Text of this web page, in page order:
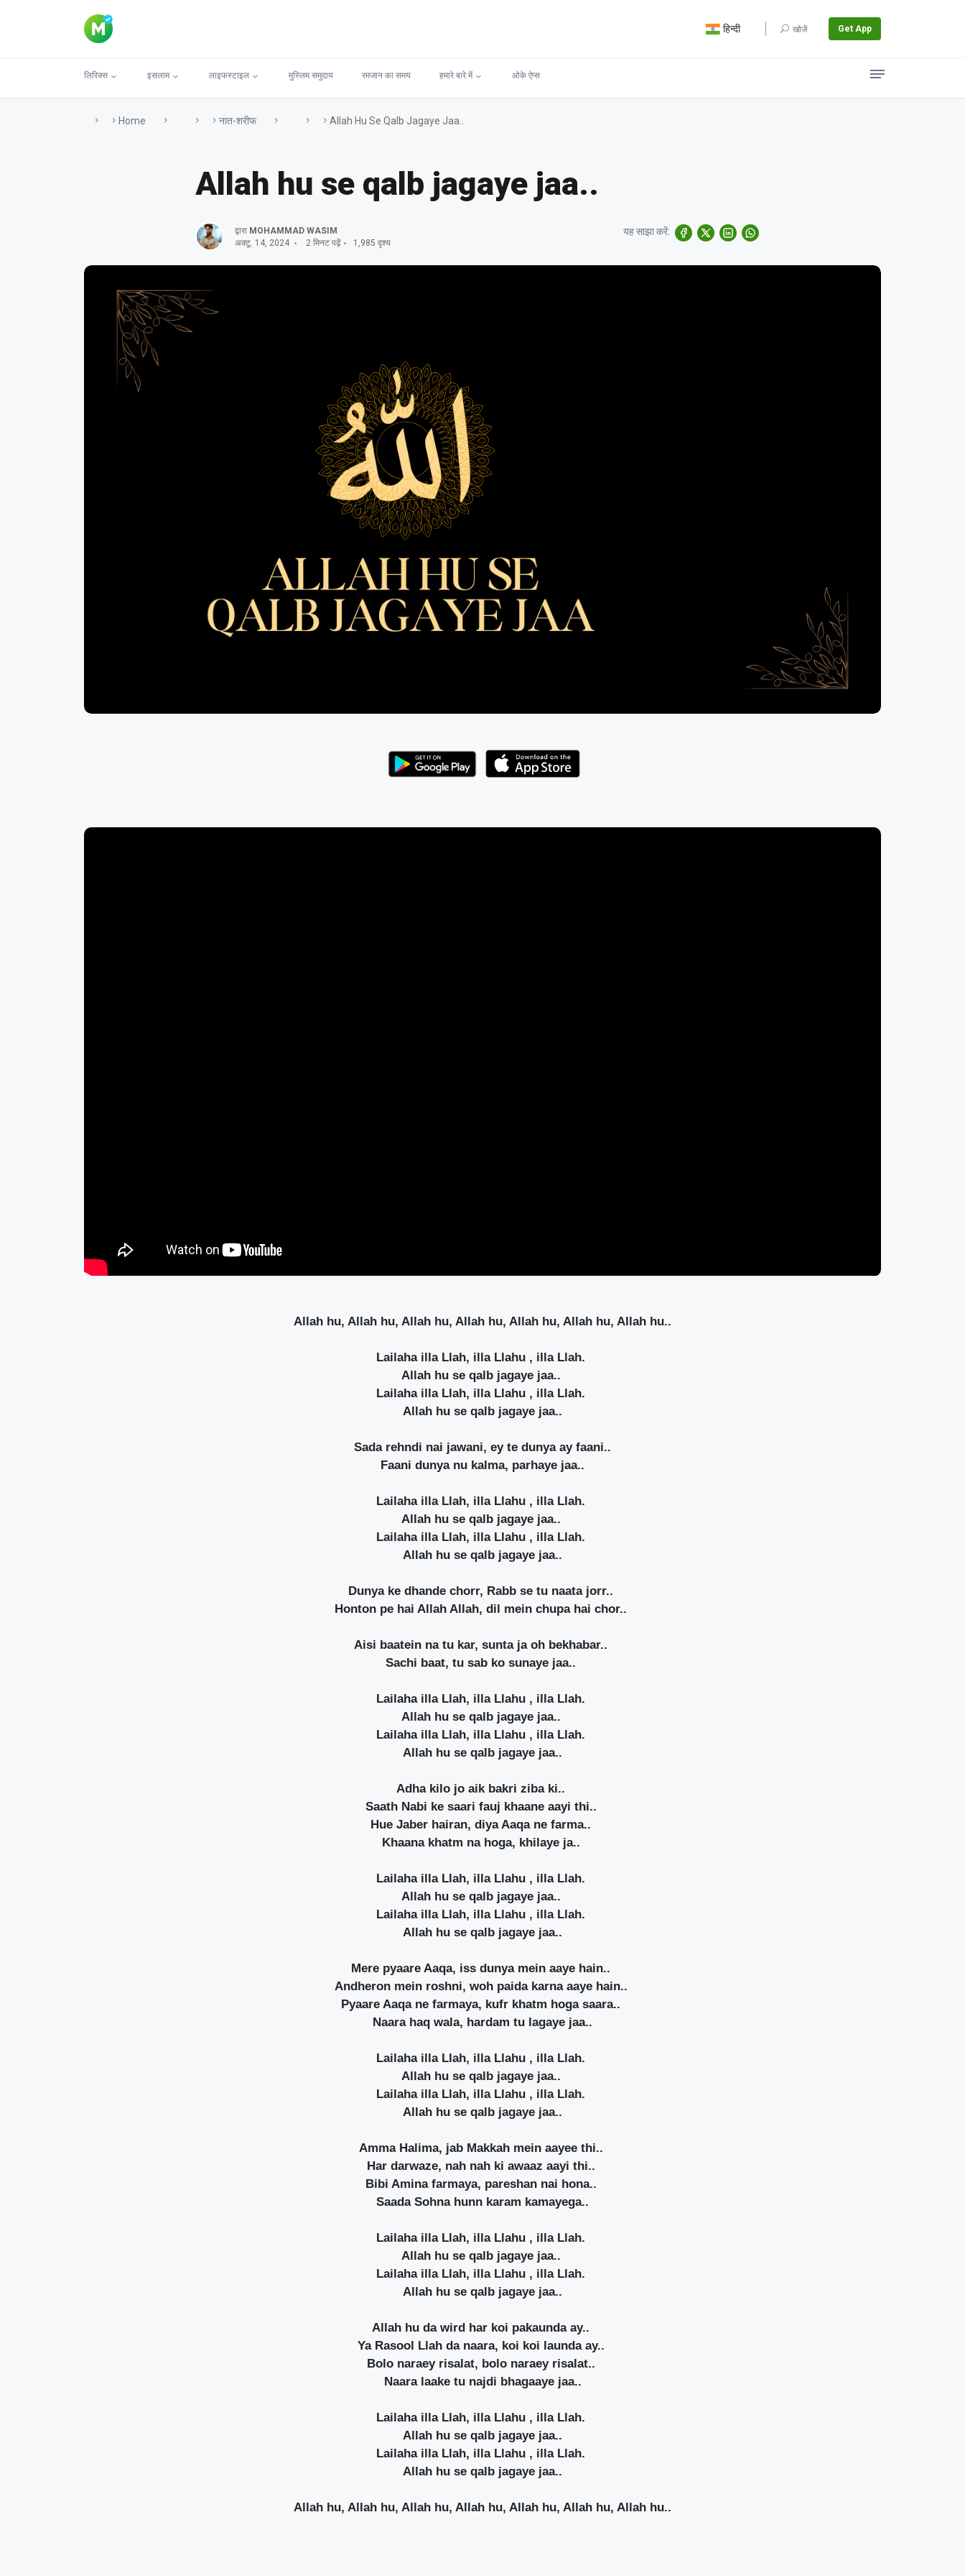
हिन्दी खोजें Get App
लिरिक्स इसलाम लाइफस्टाइल मुस्लिम समुदाय रमजान का समय हमारे बारे में ओके ऐप्स
Home नात-शरीफ Allah Hu Se Qalb Jagaye Jaa..
Allah hu se qalb jagaye jaa..
द्वारा MOHAMMAD WASIM
अक्टू. 14, 2024
2 मिनट पढ़ें 1,985 दृश्य
यह साझा करें:
Allah hu, Allah hu, Allah hu, Allah hu, Allah hu, Allah hu, Allah hu..
Lailaha illa Llah, illa Llahu , illa Llah.
Allah hu se qalb jagaye jaa..
Lailaha illa Llah, illa Llahu , illa Llah.
Allah hu se qalb jagaye jaa..
Sada rehndi nai jawani, ey te dunya ay faani..
Faani dunya nu kalma, parhaye jaa..
Lailaha illa Llah, illa Llahu , illa Llah.
Allah hu se qalb jagaye jaa..
Lailaha illa Llah, illa Llahu , illa Llah.
Allah hu se qalb jagaye jaa..
Dunya ke dhande chorr, Rabb se tu naata jorr..
Honton pe hai Allah Allah, dil mein chupa hai chor..
Aisi baatein na tu kar, sunta ja oh bekhabar..
Sachi baat, tu sab ko sunaye jaa..
Lailaha illa Llah, illa Llahu , illa Llah.
Allah hu se qalb jagaye jaa..
Lailaha illa Llah, illa Llahu , illa Llah.
Allah hu se qalb jagaye jaa..
Adha kilo jo aik bakri ziba ki..
Saath Nabi ke saari fauj khaane aayi thi..
Hue Jaber hairan, diya Aaqa ne farma..
Khaana khatm na hoga, khilaye ja..
Lailaha illa Llah, illa Llahu , illa Llah.
Allah hu se qalb jagaye jaa..
Lailaha illa Llah, illa Llahu , illa Llah.
Allah hu se qalb jagaye jaa..
Mere pyaare Aaqa, iss dunya mein aaye hain..
Andheron mein roshni, woh paida karna aaye hain..
Pyaare Aaqa ne farmaya, kufr khatm hoga saara..
Naara haq wala, hardam tu lagaye jaa..
Lailaha illa Llah, illa Llahu , illa Llah.
Allah hu se qalb jagaye jaa..
Lailaha illa Llah, illa Llahu , illa Llah.
Allah hu se qalb jagaye jaa..
Amma Halima, jab Makkah mein aayee thi..
Har darwaze, nah nah ki awaaz aayi thi..
Bibi Amina farmaya, pareshan nai hona..
Saada Sohna hunn karam kamayega..
Lailaha illa Llah, illa Llahu , illa Llah.
Allah hu se qalb jagaye jaa..
Lailaha illa Llah, illa Llahu , illa Llah.
Allah hu se qalb jagaye jaa..
Allah hu da wird har koi pakaunda ay..
Ya Rasool Llah da naara, koi koi launda ay..
Bolo naraey risalat, bolo naraey risalat..
Naara laake tu najdi bhagaaye jaa..
Lailaha illa Llah, illa Llahu , illa Llah.
Allah hu se qalb jagaye jaa..
Lailaha illa Llah, illa Llahu , illa Llah.
Allah hu se qalb jagaye jaa..
Allah hu, Allah hu, Allah hu, Allah hu, Allah hu, Allah hu, Allah hu..